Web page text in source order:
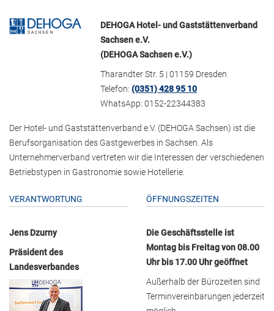
DEHOGA Hotel- und Gaststättenverband
Sachsen e.V.
(DEHOGA Sachsen e.V.)
Tharandter Str. 5 | 01159 Dresden
Telefon:(0351) 428 95 10
WhatsApp: 0152-22344383
Der Hotel- und Gaststättenverband e.V. (DEHOGA Sachsen) ist die
Berufsorganisation des Gastgewerbes in Sachsen. Als
Unternehmerverband vertreten wir die Interessen der verschiedenen
Betriebstypen in Gastronomie sowie Hotellerie.
VERANTWORTUNG
Jens Dzurny
Präsident des
Landesverbandes
ÖFFNUNGSZEITEN
Die Geschäftsstelle ist
Montag bis Freitag von 08.00
Uhr bis 17.00 Uhr geöffnet
Außerhalb der Bürozeiten sind
Terminvereinbarungen jederzeit